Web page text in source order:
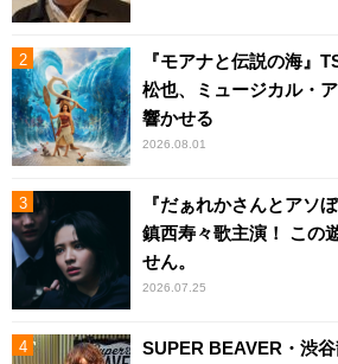
『モアナと伝説の海』
松也、ミュージカル・
響かせる
2026.08.01
『だぁれかさんとアソ
鎮西寿々歌主演！ この
せん。
2026.07.25
SUPER BEAVER・渋